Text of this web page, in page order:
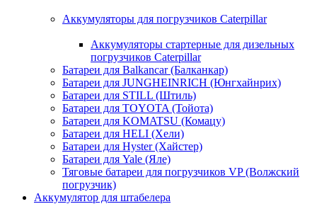
Аккумуляторы для погрузчиков Caterpillar
Аккумуляторы стартерные для дизельных
погрузчиков Caterpillar
Батареи для Balkancar (Балканкар)
Батареи для JUNGHEINRICH (Юнгхайнрих)
Батареи для STILL (Штиль)
Батареи для TOYOTA (Тойота)
Батареи для KOMATSU (Комацу)
Батареи для HELI (Хели)
Батареи для Hyster (Хайстер)
Батареи для Yale (Яле)
Тяговые батареи для погрузчиков VP (Волжский
погрузчик)
Аккумулятор для штабелера